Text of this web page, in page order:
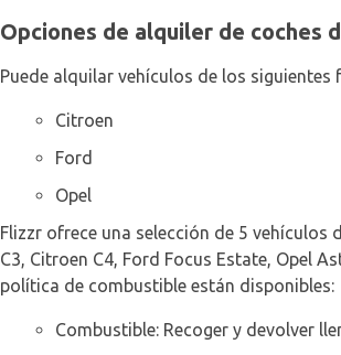
Opciones de alquiler de coches
Puede alquilar vehículos de los siguientes
Citroen
Ford
Opel
Flizzr ofrece una selección de 5
C3, Citroen C4, Ford Focus Estate, Opel
política de combustible están disponibles:
Combustible: Recoger y devolver